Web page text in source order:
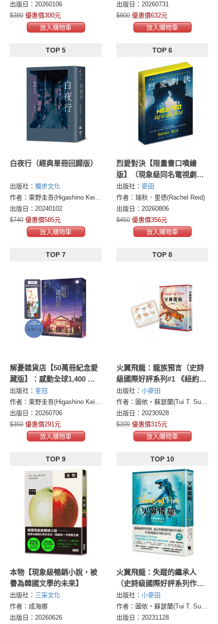
出版日：20260106
$380 優惠價300元
放入購物車
出版日：20260731
$800 優惠價632元
放入購物車
TOP 5
白夜行（經典單冊回歸版）
出版社： 獨步文化
作者：東野圭吾(Higashino Keigo)
出版日：20240102
$740 優惠價585元
放入購物車
TOP 6
烈愛對決【限量書口噴繪
版】（現象級同名電視劇原
著小說 全球冰球羅曼史狂潮
代表作）
出版社： 麥田
作者：瑞秋．里德(Rachel Reid)
出版日：20260806
$450 優惠價356元
放入購物車
TOP 7
解憂雜貨店【50萬冊紀念愛
藏版】：感動全球1,400 萬
人的奇蹟之書，東野圭吾最
令人感動落淚的作品！
出版社： 皇冠
作者：東野圭吾(Higashino Keigo)
出版日：20260706
$350 優惠價291元
放入購物車
TOP 8
火翼飛龍：龍族預言（史詩
級國際好評系列#1 《紐約時
報》排行榜常勝軍）
出版社： 小麥田
作者：圖依・蘇瑟蘭(Tui T. Sutherland)
出版日：20230928
$399 優惠價315元
放入購物車
TOP 9
本物【現象級暢銷小說，被
譽為韓國文學的未來】
出版社： 三采文化
作者：成海娜
出版日：20260626
TOP 10
火翼飛龍：失蹤的繼承人
（史詩級國際好評系列作
#2《紐約時報》排行榜常勝
軍）
出版社： 小麥田
作者：圖依・蘇瑟蘭(Tui T. Sutherland)
出版日：20231128